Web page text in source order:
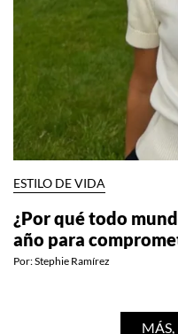
ESTILO DE VIDA
¿Por qué todo
año para
Por:Stephie Ramírez
MÁS,